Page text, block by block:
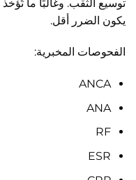
توسيع الثقب. وغالبًا ما
يكون الضرر أقل.
الفحوصات المخبرية:
ANCA
ANA
RF
ESR